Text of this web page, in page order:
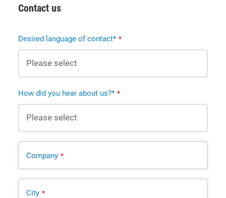
Contact us
Desired language of contact* *
How did you hear about us?* *
Company *
City *